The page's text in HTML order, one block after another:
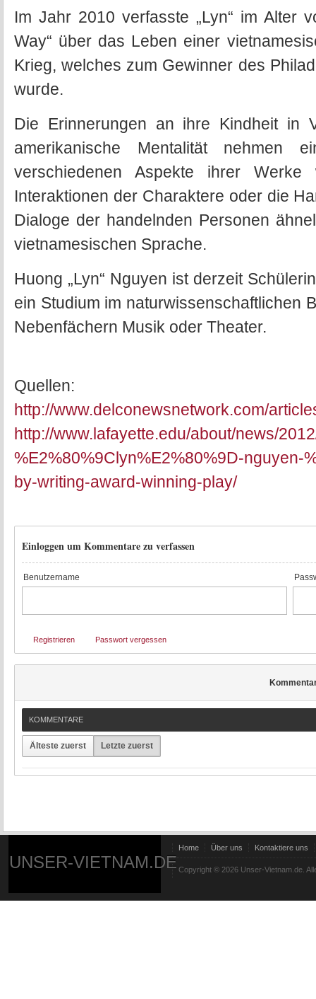
Im Jahr 2010 verfasste „Lyn“ im Alter
Way“ über das Leben einer
Krieg, welches zum Gewinner des
wurde.
Die Erinnerungen an ihre Kindheit in
amerikanische Mentalität nehmen
verschiedenen Aspekte ihrer
Interaktionen der Charaktere oder die
Dialoge der handelnden Personen
vietnamesischen Sprache.
Huong „Lyn“ Nguyen ist derzeit
ein Studium im naturwissenschaftlichen
Nebenfächern Musik oder Theater.
Quellen:
http://www.delconewsnetwork.com/
http://www.lafayette.edu/about/news/
%E2%80%9Clyn%E2%80%9D-nguyen-
by-writing-award-winning-play/
Einloggen um Kommentare zu verfassen
Benutzername
Registrieren Passwort vergessen
KOMMENTARE
Älteste zuerst Letzte zuerst
UNSER-VIETNAM.DE
Home Über uns Kontaktiere uns
Copyright © 2026 Unser-Vietnam.de.